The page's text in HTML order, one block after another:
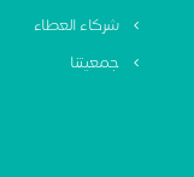
شركاء العطاء
جمعيتنا